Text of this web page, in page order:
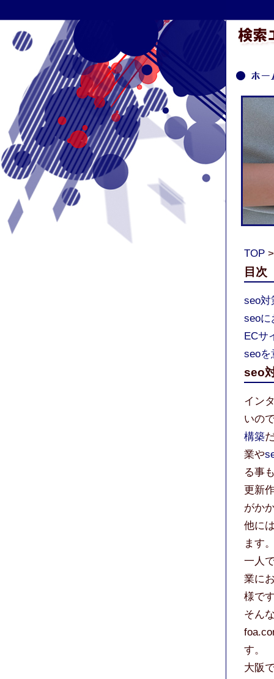
TOP
目次
seo対
seoに
ECサ
seoを
seo
イン
いの
構築
業や
る事
更新
がか
他に
ます
一人
業に
様で
そん
す。
大阪